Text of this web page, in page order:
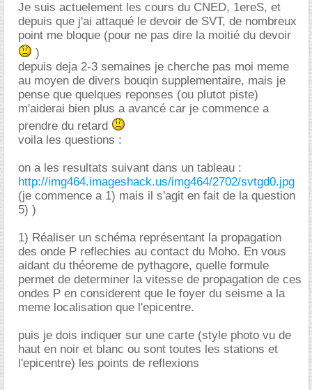
Je suis actuelement les cours du CNED, 1ereS, et
depuis que j'ai attaqué le devoir de SVT, de nombreux
point me bloque (pour ne pas dire la moitié du devoir
)
depuis deja 2-3 semaines je cherche pas moi meme
au moyen de divers bouqin supplementaire, mais je
pense que quelques reponses (ou plutot piste)
m'aiderai bien plus a avancé car je commence a
prendre du retard
voila les questions :
on a les resultats suivant dans un tableau :
http://img464.imageshack.us/img464/2702/svtgd0.jpg
(je commence a 1) mais il s'agit en fait de la question
5) )
1) Réaliser un schéma représentant la propagation
des onde P reflechies au contact du Moho. En vous
aidant du théoreme de pythagore, quelle formule
permet de determiner la vitesse de propagation de ces
ondes P en considerent que le foyer du seisme a la
meme localisation que l'epicentre.
puis je dois indiquer sur une carte (style photo vu de
haut en noir et blanc ou sont toutes les stations et
l'epicentre) les points de reflexions